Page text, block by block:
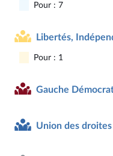
Pour : 7
Libertés,
Pour : 1
Gauche
Union des